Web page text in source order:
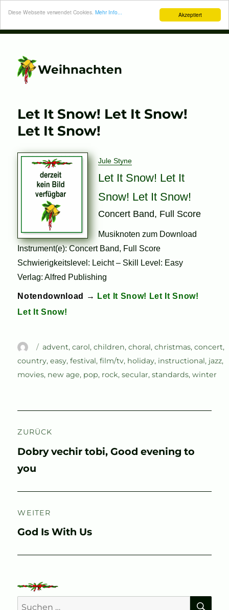
Akzeptiert
Diese Webseite verwendet Cookies. Mehr Info...
Weihnachten
Let It Snow! Let It Snow!
Let It Snow!
Jule Styne
Let It Snow! Let It
Snow! Let It Snow!
Concert Band, Full Score
Musiknoten zum Download
Instrument(e): Concert Band, Full Score
Schwierigkeitslevel: Leicht – Skill Level: Easy
Verlag: Alfred Publishing
Notendownload →
Let It Snow! Let It Snow!
Let It Snow!
Autor
Schlagwörter
advent,carol,children,choral,christmas,concert,
country,easy,festival,film/tv, holiday, instructional, jazz,
movies, new age, pop, rock,secular,standards,winter
ZURÜCK
Vorheriger
Dobry vechir tobi, Good evening to
you
WEITER
Nächster
God Is With Us
Suchen